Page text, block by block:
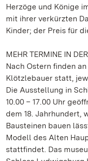
Herzöge und Könige
mit ihrer verkürzten
Kinder; der Preis für
MEHR TERMINE IN
Nach Ostern finden
Klötzlebauer statt,
Die Ausstellung in
10.00 – 17.00 Uhr
dem 18. Jahrhundert,
Bausteinen bauen
Modell des Alten
stattfindet. Das